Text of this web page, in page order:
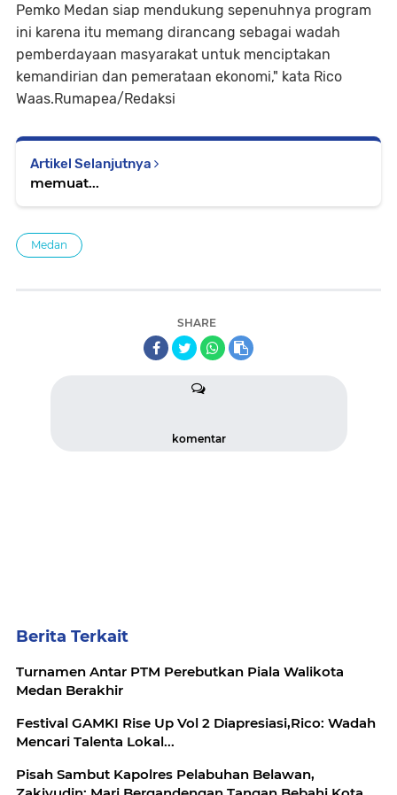
Pemko Medan siap mendukung sepenuhnya program
ini karena itu memang dirancang sebagai wadah
pemberdayaan masyarakat untuk menciptakan
kemandirian dan pemerataan ekonomi," kata Rico
Waas.Rumapea/Redaksi
Artikel Selanjutnya
memuat...
Medan
SHARE
komentar
Berita Terkait
Turnamen Antar PTM Perebutkan Piala Walikota
Medan Berakhir
Festival GAMKI Rise Up Vol 2 Diapresiasi,Rico: Wadah
Mencari Talenta Lokal...
Pisah Sambut Kapolres Pelabuhan Belawan,